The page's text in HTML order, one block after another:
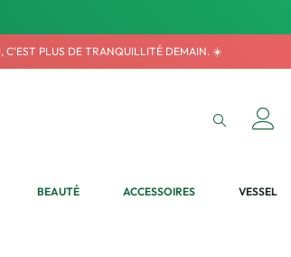
C'EST PLUS DE TRANQUILLITÉ DEMAIN. ☀️
BEAUTÉ ACCESSOIRES VESSEL